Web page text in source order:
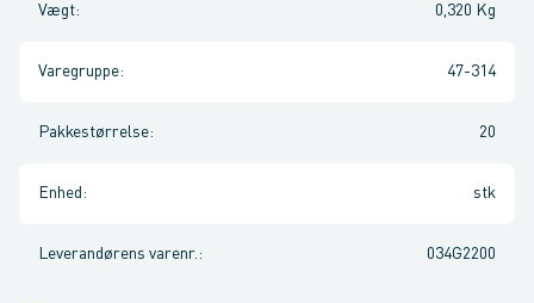
Vægt: 0,320 Kg
Varegruppe: 47-314
Pakkestørrelse: 20
Enhed : stk
Leverandørens varenr. : 034G2200